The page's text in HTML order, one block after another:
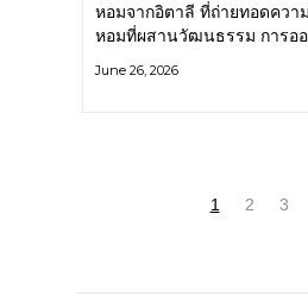
หอมจากอิตาลี ที่ถ่ายทอดควา
หอมที่ผสานวัฒนธรรม การอ
แบรนด์เครื่องหอมระดับลักชั
June 26, 2026
1 2 3